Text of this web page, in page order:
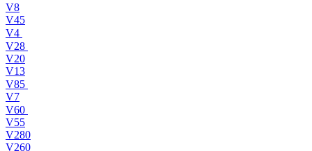
V8
V45
V4
V28
V20
V13
V85
V7
V60
V55
V280
V260